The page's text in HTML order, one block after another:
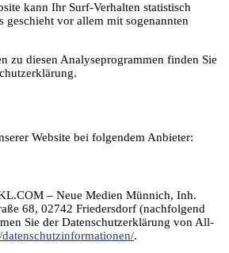
kann Ihr Surf-Verhalten statistisch
geschieht vor allem mit sogenannten
zu diesen Analyseprogrammen finden Sie
Website bei folgendem Anbieter:
– Neue Medien Münnich, Inh.
68, 02742 Friedersdorf (nachfolgend
Sie der Datenschutzerklärung von All-
.